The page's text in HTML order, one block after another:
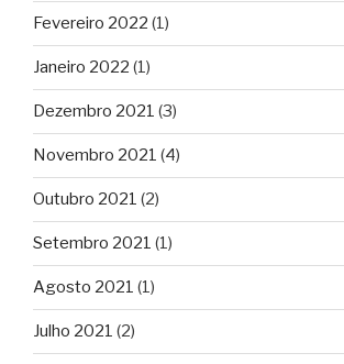
Fevereiro 2022 (1)
Janeiro 2022 (1)
Dezembro 2021 (3)
Novembro 2021 (4)
Outubro 2021 (2)
Setembro 2021 (1)
Agosto 2021 (1)
Julho 2021 (2)